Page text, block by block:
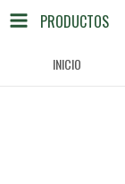
PRODUCTOS
INICIO